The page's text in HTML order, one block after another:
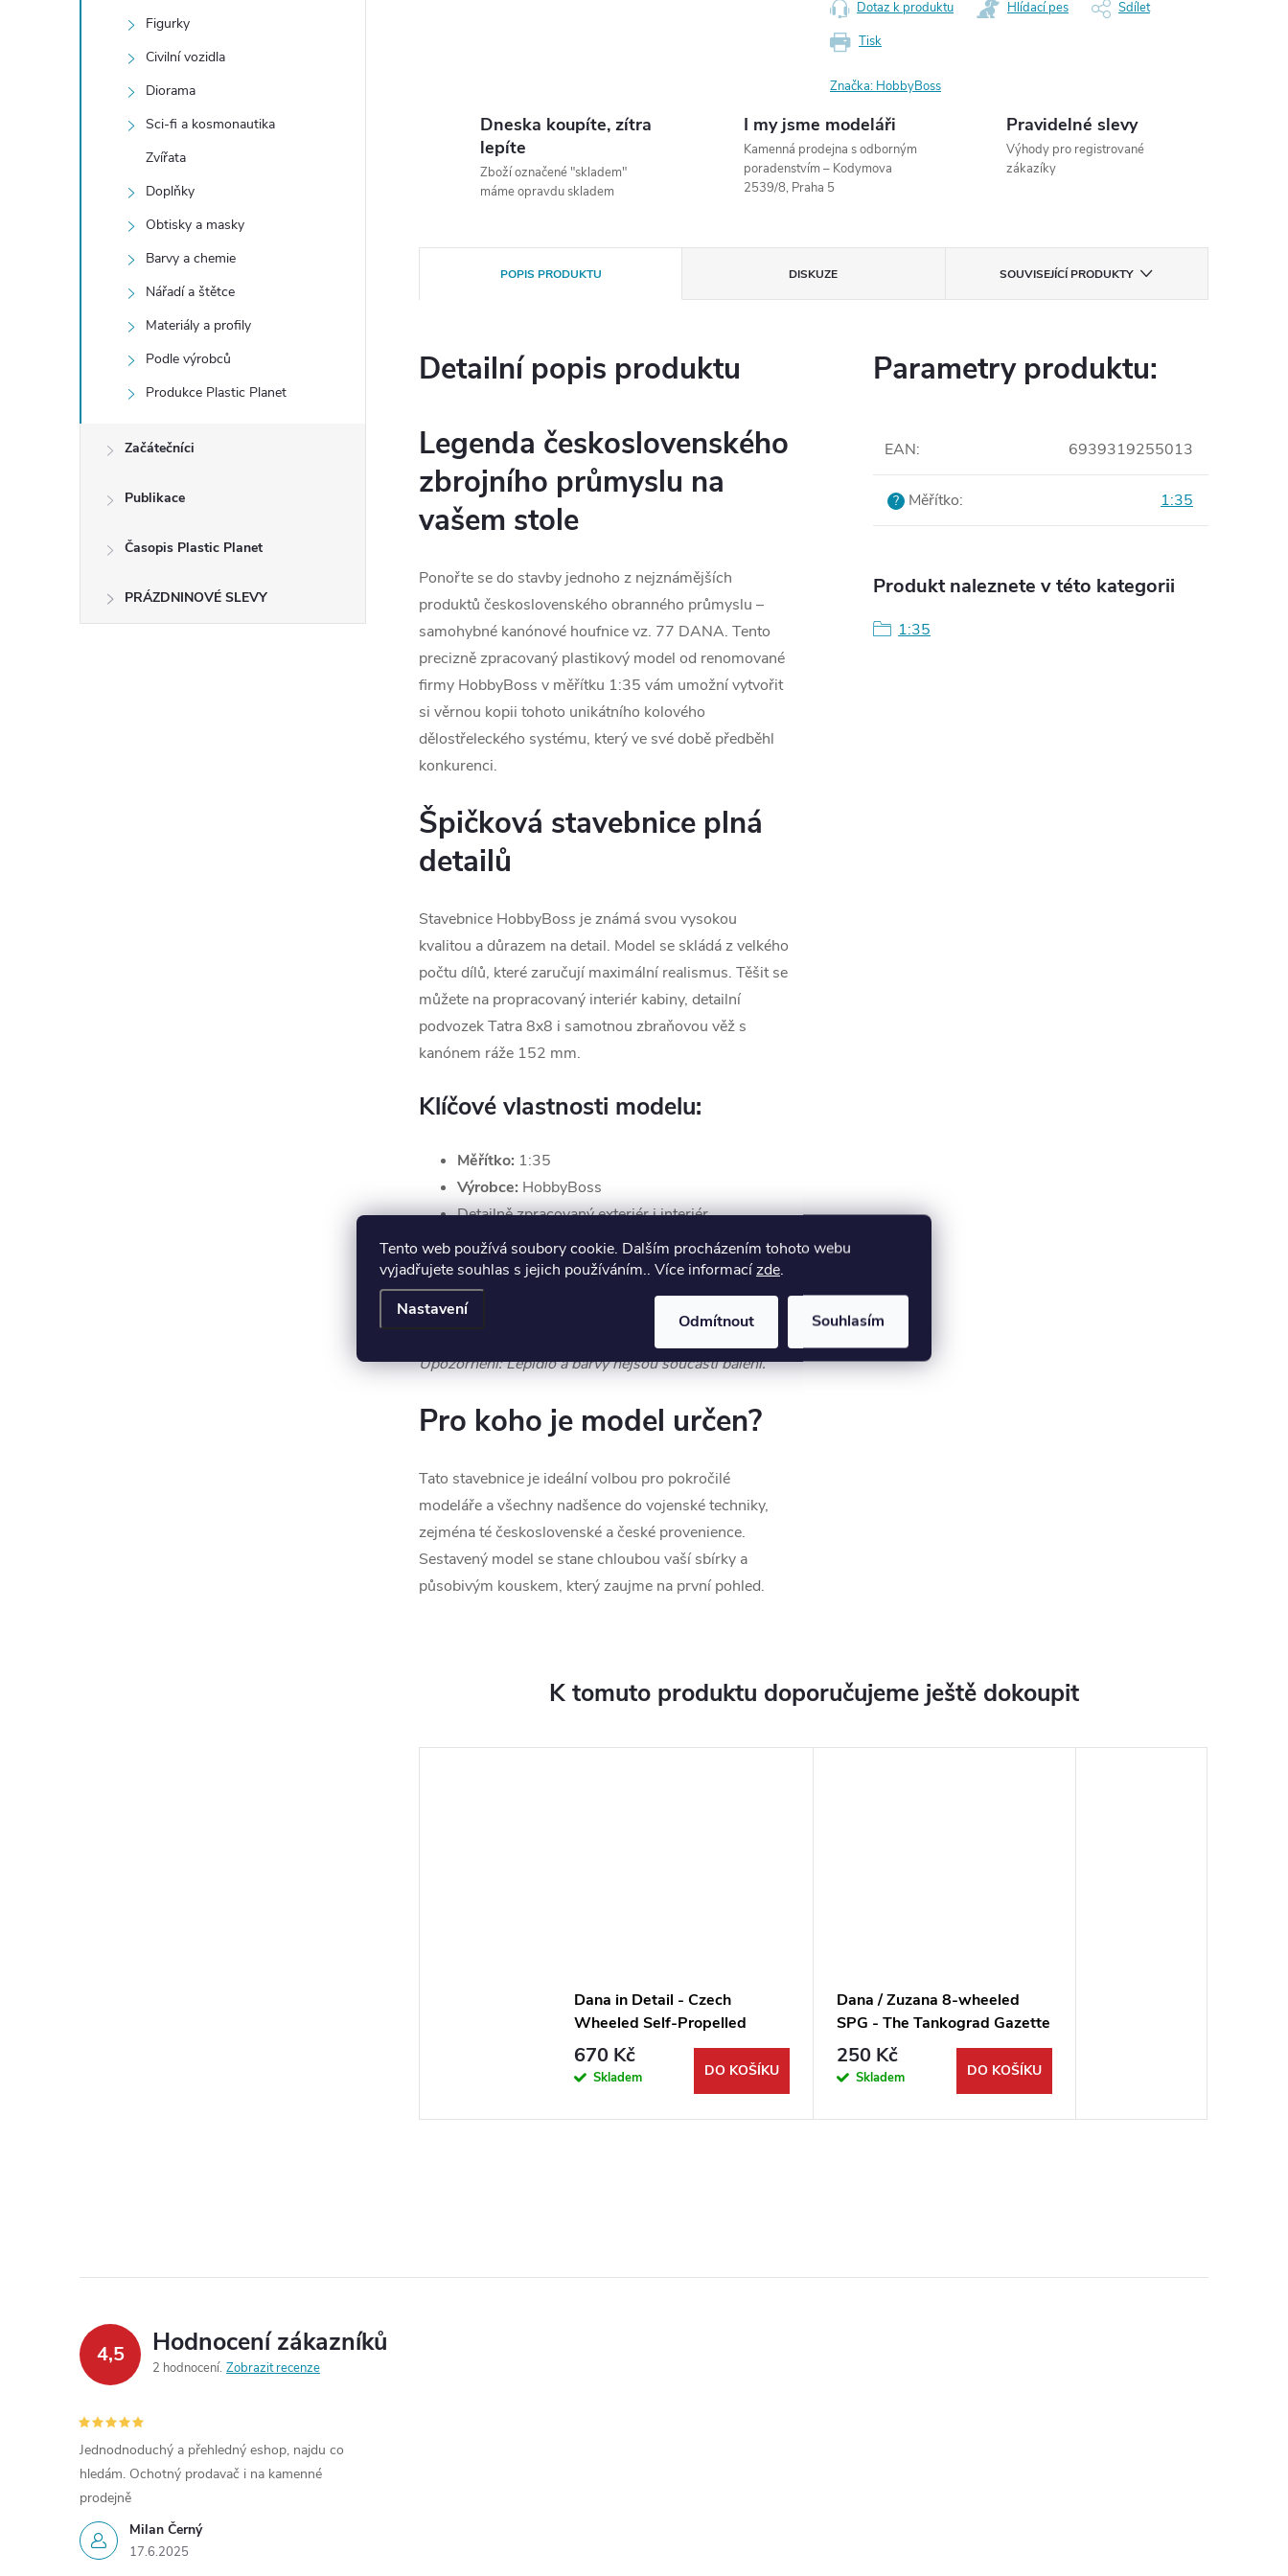
Tento web používá soubory cookie. Dalším procházením tohoto webu
vyjadřujete souhlas s jejich používáním.. Více informacízde.
Nastavení
Odmítnout Souhlasím
Figurky
Civilní vozidla
Diorama
Sci-fi a kosmonautika
Zvířata
Doplňky
Obtisky a masky
Barvy a chemie
Nářadí a štětce
Materiály a profily
Podle výrobců
Produkce Plastic Planet
Začátečníci
Publikace
Časopis Plastic Planet
PRÁZDNINOVÉ SLEVY
Tisk
Dotaz k produktu Hlídací pes Sdílet
Značka: HobbyBoss
Dneska koupíte, zítra
lepíte
Zboží označené "skladem"
máme opravdu skladem
I my jsme modeláři
Kamenná prodejna s odborným
poradenstvím – Kodymova
2539/8, Praha 5
Pravidelné slevy
Výhody pro registrované
zákazíky
POPIS PRODUKTU DISKUZE SOUVISEJÍCÍ PRODUKTY
Detailní popis produktu
Legenda československého
zbrojního průmyslu na
vašem stole
Ponořte se do stavby jednoho z nejznámějších
produktů československého obranného průmyslu –
samohybné kanónové houfnice vz. 77 DANA. Tento
precizně zpracovaný plastikový model od renomované
firmy HobbyBoss v měřítku 1:35 vám umožní vytvořit
si věrnou kopii tohoto unikátního kolového
dělostřeleckého systému, který ve své době předběhl
konkurenci.
Špičková stavebnice plná
detailů
Stavebnice HobbyBoss je známá svou vysokou
kvalitou a důrazem na detail. Model se skládá z velkého
počtu dílů, které zaručují maximální realismus. Těšit se
můžete na propracovaný interiér kabiny, detailní
podvozek Tatra 8x8 i samotnou zbraňovou věž s
kanónem ráže 152 mm.
Klíčové vlastnosti modelu:
Měřítko: 1:35
Výrobce: HobbyBoss
Detailně zpracovaný exteriér i interiér
Součástí balení jsou fotoleptané díly pro
nejjemnější detaily
Realistické pryžové pneumatiky
Srozumitelný a přehledný stavební návod
Upozornění: Lepidlo a barvy nejsou součástí balení.
Pro koho je model určen?
Tato stavebnice je ideální volbou pro pokročilé
modeláře a všechny nadšence do vojenské techniky,
zejména té československé a české provenience.
Sestavený model se stane chloubou vaší sbírky a
působivým kouskem, který zaujme na první pohled.
Parametry produktu:
EAN: 6939319255013
? Měřítko: 1:35
Produkt naleznete v této kategorii
1:35
K tomuto produktu doporučujeme ještě dokoupit
Dana in Detail - Czech
Wheeled Self-Propelled
152mm Gun-Howitzer
670 Kč
Skladem DO KOŠÍKU
Dana / Zuzana 8-wheeled
SPG - The Tankograd Gazette
15
250 Kč
Skladem DO KOŠÍKU
4,5 Hodnocení zákazníků
2 hodnocení Zobrazit recenze
Milan Černý
17.6.2025
Jednodnoduchý a přehledný eshop, najdu co
hledám. Ochotný prodavač i na kamenné
prodejně